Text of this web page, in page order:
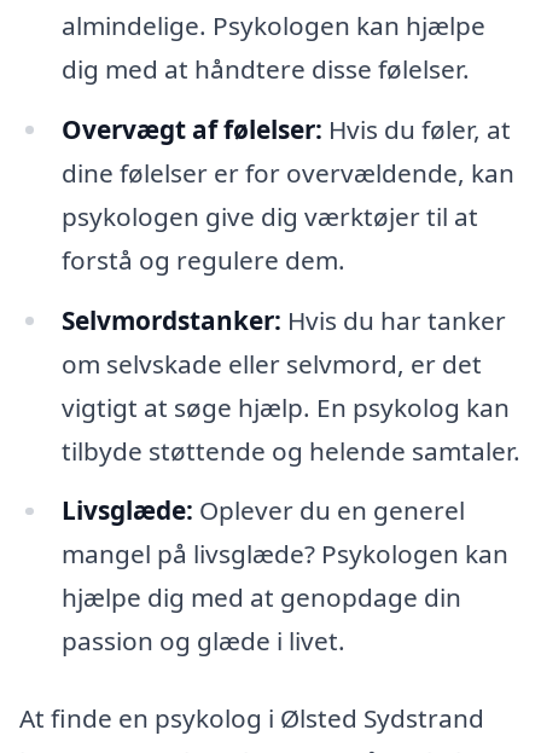
almindelige. Psykologen kan hjælpe
dig med at håndtere disse følelser.
Overvægt af følelser: Hvis du føler, at
dine følelser er for overvældende, kan
psykologen give dig værktøjer til at
forstå og regulere dem.
Selvmordstanker: Hvis du har tanker
om selvskade eller selvmord, er det
vigtigt at søge hjælp. En psykolog kan
tilbyde støttende og helende samtaler.
Livsglæde: Oplever du en generel
mangel på livsglæde? Psykologen kan
hjælpe dig med at genopdage din
passion og glæde i livet.
At finde en psykolog i Ølsted Sydstrand